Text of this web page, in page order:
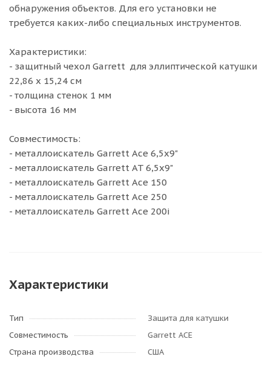
обнаружения объектов. Для его установки не
требуется каких-либо специальных инструментов.
Характеристики:
- защитный чехол Garrett для эллиптической катушки
22,86 х 15,24 см
- толщина стенок 1 мм
- высота 16 мм
Совместимость:
- металлоискатель Garrett Ace 6,5x9"
- металлоискатель Garrett AT 6,5х9"
- металлоискатель Garrett Ace 150
- металлоискатель Garrett Ace 250
- металлоискатель Garrett Ace 200i
Характеристики
Тип
Защита для катушки
Совместимость
Garrett ACE
Страна производства
США